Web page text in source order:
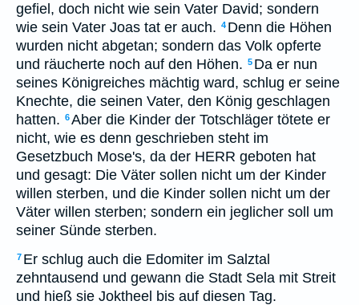
gefiel, doch nicht wie sein Vater David; sondern
wie sein Vater Joas tat er auch. 4 Denn die Höhen
wurden nicht abgetan; sondern das Volk opferte
und räucherte noch auf den Höhen. 5 Da er nun
seines Königreiches mächtig ward, schlug er seine
Knechte, die seinen Vater, den König geschlagen
hatten. 6Aber die Kinder der Totschläger tötete er
nicht, wie es denn geschrieben steht im
Gesetzbuch Mose's, da der HERR geboten hat
und gesagt: Die Väter sollen nicht um der Kinder
willen sterben, und die Kinder sollen nicht um der
Väter willen sterben; sondern ein jeglicher soll um
seiner Sünde sterben.
7 Er schlug auch die Edomiter im Salztal
zehntausend und gewann die Stadt Sela mit Streit
und hieß sie Joktheel bis auf diesen Tag.